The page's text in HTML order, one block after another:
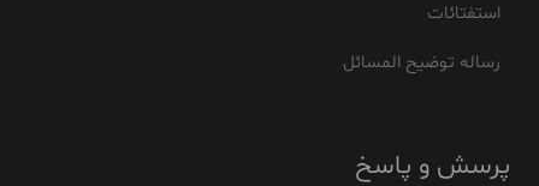
استفتائات
رساله توضیح المسائل
پرسش و پاسخ